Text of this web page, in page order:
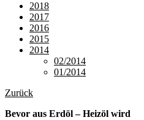
2018
2017
2016
2015
2014
02/2014
01/2014
Zurück
Bevor aus Erdöl – Heizöl wird